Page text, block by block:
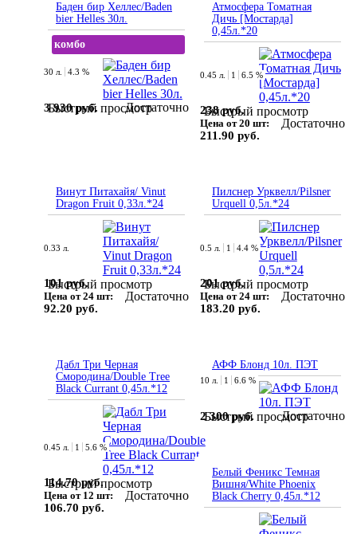
Баден бир Хеллес/Baden
bier Helles 30л.
комбо
Быстрый просмотр
30 л. 4.3 %
3 930 руб. Достаточно
Атмосфера Томатная
Дичь [Мостарда]
0,45л.*20
Быстрый просмотр
0.45 л. 1 6.5 %
238 руб.
Цена от 20 шт:
211.90 руб.
Достаточно
Винут Питахайя/ Vinut
Dragon Fruit 0,33л.*24
Быстрый просмотр
0.33 л.
101 руб.
Цена от 24 шт:
92.20 руб.
Достаточно
Пилснер Урквелл/Pilsner
Urquell 0,5л.*24
Быстрый просмотр
0.5 л. 1 4.4 %
201 руб.
Цена от 24 шт:
183.20 руб.
Достаточно
Дабл Три Черная
Смородина/Double Tree
Black Currant 0,45л.*12
Быстрый просмотр
0.45 л. 1 5.6 %
114.70 руб.
Цена от 12 шт:
106.70 руб.
Достаточно
АФФ Блонд 10л. ПЭТ
Быстрый просмотр
10 л. 1 6.6 %
2 300 руб. Достаточно
Белый Феникс Темная
Вишня/White Phoenix
Black Cherry 0,45л.*12